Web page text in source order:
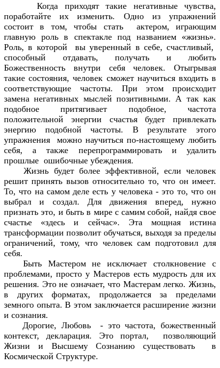
Когда приходят такие негативные чувства,
поработайте их изменить. Одно из упражнений
состоит в том, чтобы стать актером, играющим
главную роль в спектакле под названием «жизнь».
Роль, в которой вы уверенный в себе, счастливый,
способный отдавать, получать и любить
Божественность внутри себя человек. Отыгрывая
такие состояния, человек сможет научиться входить в
соответствующие частоты. При этом происходит
замена негативных мыслей позитивными. А так как
подобное притягивает подобное, частота
положительной энергии счастья будет привлекать
энергию подобной частоты. В результате этого
упражнения можно научиться по-настоящему любить
себя, а также перепрограммировать и удалить
прошлые ошибочные убеждения.
Жизнь будет более эффективной, если человек
решит принять вызов относительно то, что он имеет.
То, что на самом деле есть у человека - это то, что он
выбрал и создал. Для движения вперед, нужно
признать это, и быть в мире с самим собой, найдя свое
счастье «здесь и сейчас». Эта мощная истина
трансформации позволит обучаться, выходя за пределы
ограничений, тому, что человек сам подготовил для
себя.
Быть Мастером не исключает столкновение с
проблемами, просто у Мастеров есть мудрость для их
решения. Это не означает, что Мастерам легко. Жизнь,
в других форматах, продолжается за пределами
земного опыта. В этом заключается расширение жизни
и сознания.
Дорогие, Любовь - это частота, божественный
контекст, декларация. Это портал, позволяющий
Жизни и Высшему Сознанию существовать в
Космической Структуре.